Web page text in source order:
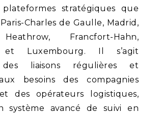
stratégiques que
Charles de Gaulle, Madrid,
Francfort-Hahn,
et Luxembourg. Il s’agit
des liaisons régulières et
besoins des compagnies
des opérateurs logistiques,
système avancé de suivi en